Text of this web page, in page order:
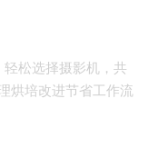
松选择摄影机，共
烘培改进节省工作流